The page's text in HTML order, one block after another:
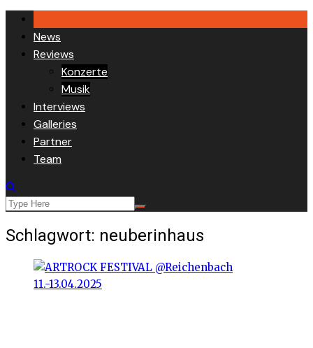
Skip
content
News
Reviews
Konzerte
Musik
Interviews
Galleries
Partner
Team
Schlagwort: neuberinhaus